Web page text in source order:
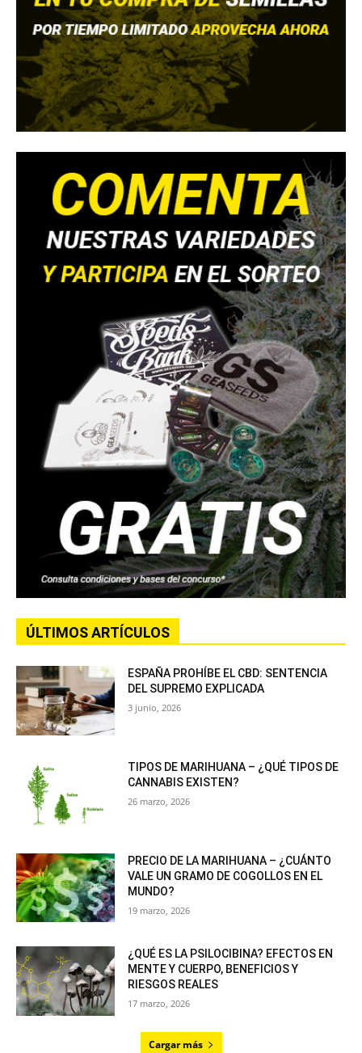
ÚLTIMOS ARTÍCULOS
ESPAÑA PROHÍBE EL CBD: SENTENCIA
DEL SUPREMO EXPLICADA
3 junio, 2026
TIPOS DE MARIHUANA – ¿QUÉ TIPOS DE
CANNABIS EXISTEN?
26 marzo, 2026
PRECIO DE LA MARIHUANA – ¿CUÁNTO
VALE UN GRAMO DE COGOLLOS EN EL
MUNDO?
19 marzo, 2026
¿QUÉ ES LA PSILOCIBINA? EFECTOS EN
MENTE Y CUERPO, BENEFICIOS Y
RIESGOS REALES
17 marzo, 2026
Cargar más